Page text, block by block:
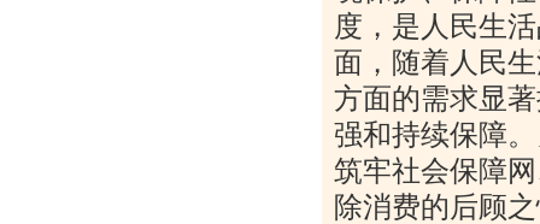
度，是人民生
面，随着人民
方面的需求显
强和持续保障
筑牢社会保障
除消费的后顾